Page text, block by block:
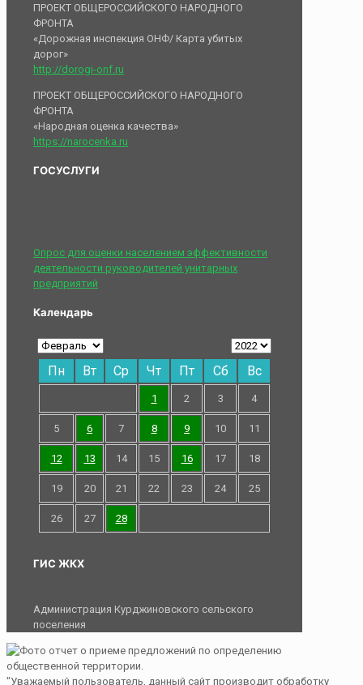
ПРОЕКТ ОБЩЕРОССИЙСКОГО НАРОДНОГО
ФРОНТА
«Дорожная инспекция ОНФ/ Карта убитых
дорог»
http://dorogi-onf.ru
ПРОЕКТ ОБЩЕРОССИЙСКОГО НАРОДНОГО
ФРОНТА
«Народная оценка качества»
https://narocenka.ru
ГОСУСЛУГИ
Опрос для оценки населением эффективности
деятельности руководителей унитарных
предприятий
Календарь
Пн Вт Ср Чт Пт Сб Вс
1 2 3 4
5 6 7 8 9 10 11
12 13 14 15 16 17 18
19 20 21 22 23 24 25
26 27 28
ГИС ЖКХ
Администрация Курджиновского сельского
поселения
"Уважаемый пользователь, данный сайт производит обработку